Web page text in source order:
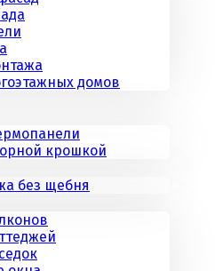
домов
крошкой
без щебня